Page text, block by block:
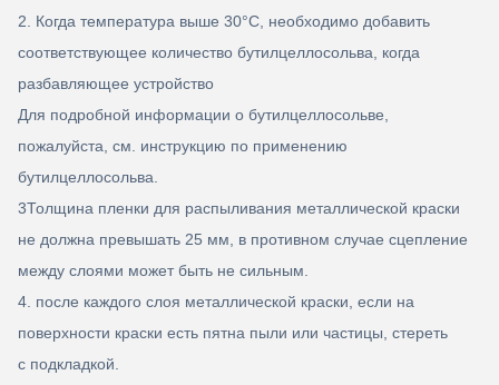
2. Когда температура выше 30°C, необходимо добавить
соответствующее количество бутилцеллосольва, когда
разбавляющее устройство
Для подробной информации о бутилцеллосольве,
пожалуйста, см. инструкцию по применению
бутилцеллосольва.
3Толщина пленки для распыливания металлической краски
не должна превышать 25 мм, в противном случае сцепление
между слоями может быть не сильным.
4. после каждого слоя металлической краски, если на
поверхности краски есть пятна пыли или частицы, стереть
с подкладкой.